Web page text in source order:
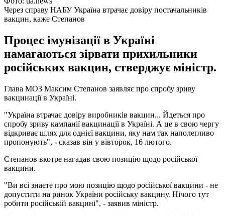
Через справу НАБУ Україна втрачає довіру постачальників
вакцин, каже Степанов
Процес імунізації в Україні
намагаються зірвати прихильники
російських вакцин, стверджує міністр.
Глава МОЗ Максим Степанов заявляє про спробу зриву
вакцинації в Україні.
"Україна втрачає довіру виробників вакцин... Йдеться про
спробу зриву кампанії вакцинації в Україні. А це в свою чергу
відкриває шлях для однієї вакцини, яку нам так наполегливо
пропонують", - сказав він у вівторок, 16 лютого.
Степанов вкотре нагадав свою позицію щодо російської
вакцини.
"Ви всі знаєте про мою позицію щодо російської вакцини - не
допустити на ринок України російську вакцину. Нічого тут
робити російській вакцині", - заявив міністр.